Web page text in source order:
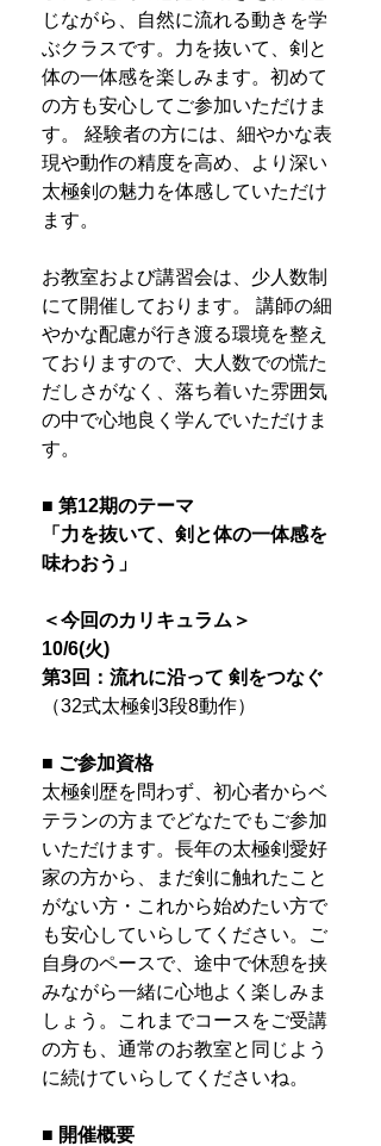
じながら、自然に流れる動きを学
ぶクラスです。力を抜いて、剣と
体の一体感を楽しみます。初めて
の方も安心してご参加いただけま
す。 経験者の方には、細やかな表
現や動作の精度を高め、より深い
太極剣の魅力を体感していただけ
ます。
お教室および講習会は、少人数制
にて開催しております。 講師の細
やかな配慮が行き渡る環境を整え
ておりますので、大人数での慌た
だしさがなく、落ち着いた雰囲気
の中で心地良く学んでいただけま
す。
■ 第12期のテーマ
「力を抜いて、剣と体の一体感を
味わおう」
＜今回のカリキュラム＞
10/6(火)
第3回：流れに沿って 剣をつなぐ
（32式太極剣3段8動作）
■ ご参加資格
太極剣歴を問わず、初心者からベ
テランの方までどなたでもご参加
いただけます。長年の太極剣愛好
家の方から、まだ剣に触れたこと
がない方・これから始めたい方で
も安心していらしてください。ご
自身のペースで、途中で休憩を挟
みながら一緒に心地よく楽しみま
しょう。これまでコースをご受講
の方も、通常のお教室と同じよう
に続けていらしてくださいね。
■ 開催概要